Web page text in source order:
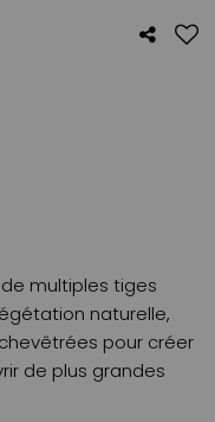
multiples tiges
naturelle,
pour créer
de plus grandes